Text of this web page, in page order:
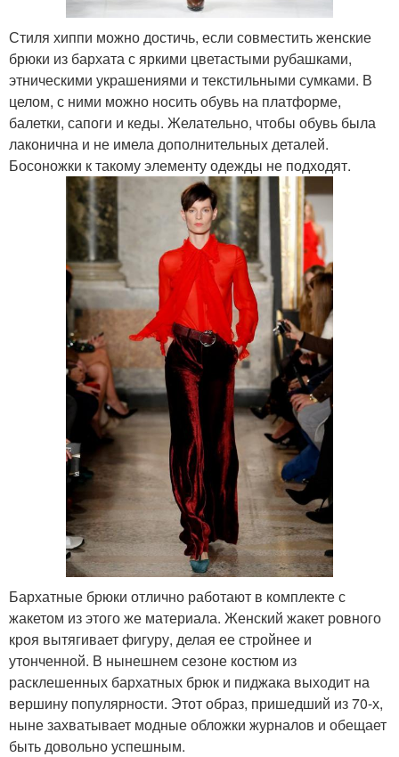
Стиля хиппи можно достичь, если совместить женские
брюки из бархата с яркими цветастыми рубашками,
этническими украшениями и текстильными сумками. В
целом, с ними можно носить обувь на платформе,
балетки, сапоги и кеды. Желательно, чтобы обувь была
лаконична и не имела дополнительных деталей.
Босоножки к такому элементу одежды не подходят.
Бархатные брюки отлично работают в комплекте с
жакетом из этого же материала. Женский жакет ровного
кроя вытягивает фигуру, делая ее стройнее и
утонченной. В нынешнем сезоне костюм из
расклешенных бархатных брюк и пиджака выходит на
вершину популярности. Этот образ, пришедший из 70-х,
ныне захватывает модные обложки журналов и обещает
быть довольно успешным.